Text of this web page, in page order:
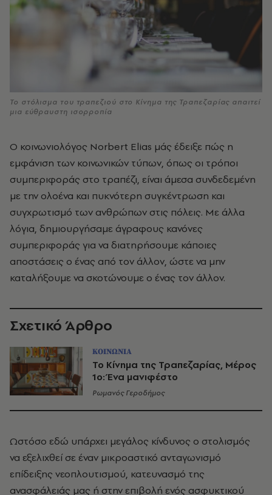
Το στόλισμα του τραπεζιού στο Κίνημα της Τραπεζαρίας απαιτεί
μια εύθραυστη ισορροπία
Ο κοινωνιολόγος Norbert Elias μάς έδειξε πώς η
εμφάνιση των κοινωνικών τύπων, όπως οι τρόποι
συμπεριφοράς στο τραπέζι, είναι άμεσα συνδεδεμένη
με την ολοένα και πυκνότερη συγκέντρωση και
συγχρωτισμό των ανθρώπων στις πόλεις. Με άλλα
λόγια, δημιουργήσαμε άγραφους κανόνες
συμπεριφοράς για να διατηρήσουμε κάποιες
αποστάσεις ο ένας από τον άλλον, ώστε να μην
καταλήξουμε να σκοτώνουμε ο ένας τον άλλον.
Σχετικό Άρθρο
ΚΟΙΝΩΝΙΑ
Το Κίνημα της Τραπεζαρίας, Μέρος
1ο: Ένα μανιφέστο
Ρωμανός Γεροδήμος
Ωστόσο εδώ υπάρχει μεγάλος κίνδυνος ο στολισμός
να εξελιχθεί σε έναν μικροαστικό ανταγωνισμό
επίδειξης νεοπλουτισμού, κατευνασμό της
ανασφάλειάς μας ή στην επιβολή ενός ασφυκτικού